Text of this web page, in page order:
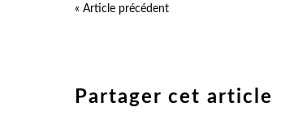
« Article précédent
Partager cet article